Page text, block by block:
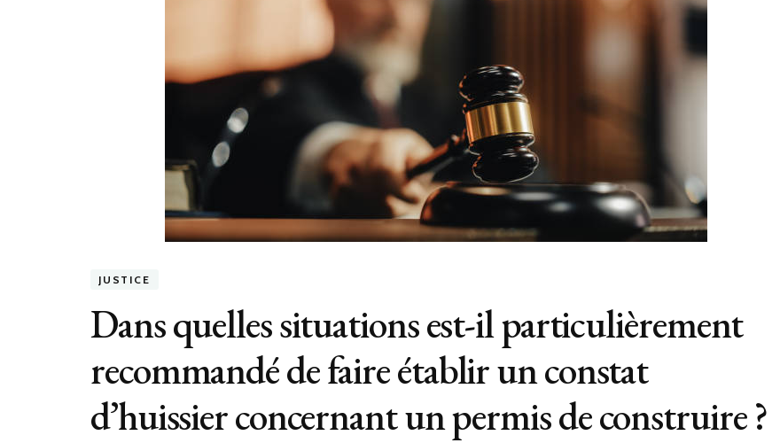
JUSTICE
Dans quelles situations est-il particulièrement
recommandé de faire établir un constat
d’huissier concernant un permis de construire ?